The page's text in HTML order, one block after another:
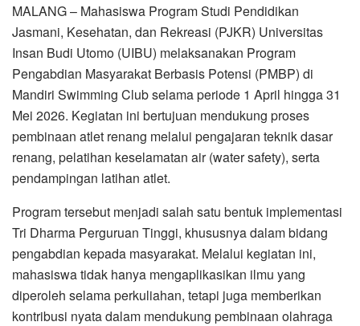
MALANG – Mahasiswa Program Studi Pendidikan
Jasmani, Kesehatan, dan Rekreasi (PJKR) Universitas
Insan Budi Utomo (UIBU) melaksanakan Program
Pengabdian Masyarakat Berbasis Potensi (PMBP) di
Mandiri Swimming Club selama periode 1 April hingga 31
Mei 2026. Kegiatan ini bertujuan mendukung proses
pembinaan atlet renang melalui pengajaran teknik dasar
renang, pelatihan keselamatan air (water safety), serta
pendampingan latihan atlet.
Program tersebut menjadi salah satu bentuk implementasi
Tri Dharma Perguruan Tinggi, khususnya dalam bidang
pengabdian kepada masyarakat. Melalui kegiatan ini,
mahasiswa tidak hanya mengaplikasikan ilmu yang
diperoleh selama perkuliahan, tetapi juga memberikan
kontribusi nyata dalam mendukung pembinaan olahraga